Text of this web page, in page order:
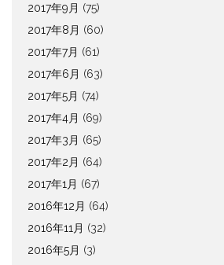
2017年9月 (75)
2017年8月 (60)
2017年7月 (61)
2017年6月 (63)
2017年5月 (74)
2017年4月 (69)
2017年3月 (65)
2017年2月 (64)
2017年1月 (67)
2016年12月 (64)
2016年11月 (32)
2016年5月 (3)